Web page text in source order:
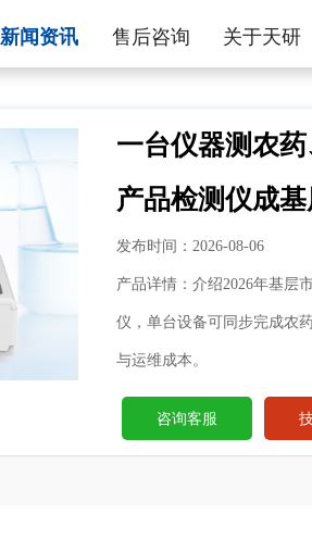
新闻资讯 售后咨询 关于天研
一台仪器测农
产品检测仪
发布时间：2026-08-06
产品详情：介绍2026年基层
仪，单台设备可同步完成农
与运维成本。
咨询客服